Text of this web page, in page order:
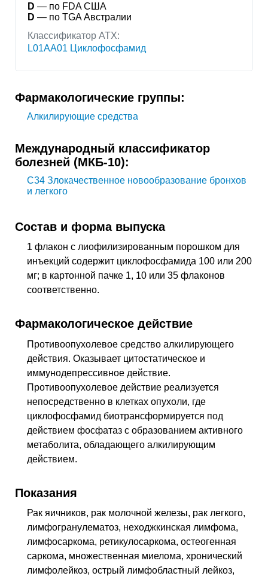
D — по FDA США
D — по TGA Австралии
Классификатор АТХ:
L01AA01 Циклофосфамид
Фармакологические группы:
Алкилирующие средства
Международный классификатор
болезней (МКБ-10):
C34 Злокачественное новообразование бронхов
и легкого
Состав и форма выпуска
1 флакон с лиофилизированным порошком для
инъекций содержит циклофосфамида 100 или 200
мг; в картонной пачке 1, 10 или 35 флаконов
соответственно.
Фармакологическое действие
Противоопухолевое средство алкилирующего
действия. Оказывает цитостатическое и
иммунодепрессивное действие.
Противоопухолевое действие реализуется
непосредственно в клетках опухоли, где
циклофосфамид биотрансформируется под
действием фосфатаз с образованием активного
метаболита, обладающего алкилирующим
действием.
Показания
Рак яичников, рак молочной железы, рак легкого,
лимфогранулематоз, неходжкинская лимфома,
лимфосаркома, ретикулосаркома, остеогенная
саркома, множественная миелома, хронический
лимфолейкоз, острый лимфобластный лейкоз,